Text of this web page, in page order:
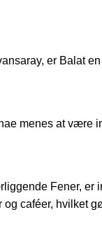
er Balat
menes at være
Fener, er
og caféer, hvilket